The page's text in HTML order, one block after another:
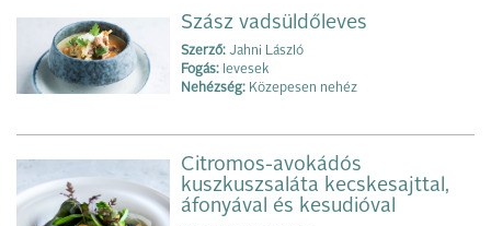
Szász vadsüldőleves
Szerző: Jahni László
Fogás: levesek
Nehézség: Közepesen nehéz
Citromos-avokádós
kuszkuszsaláta kecskesajttal,
áfonyával és kesudióval